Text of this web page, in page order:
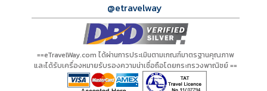
@etravelway
==eTravelWay.com ได้ผ่านการประเมินตามเกณฑ์มาตรฐานคุณภาพ
และได้รับเครื่องหมายรับรองความน่าเชื่อถือโดยกระทรวงพาณิชย์ ==